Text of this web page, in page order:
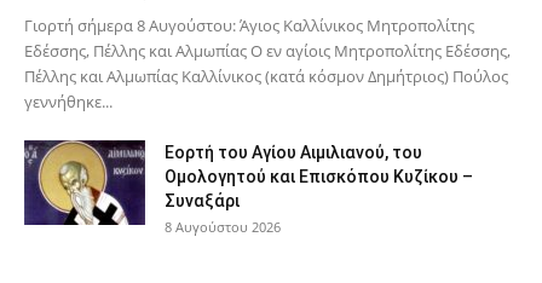
Γιορτή σήμερα 8 Αυγούστου: Άγιος Καλλίνικος Μητροπολίτης
Εδέσσης, Πέλλης και Αλμωπίας Ο εν αγίοις Μητροπολίτης Εδέσσης,
Πέλλης και Αλμωπίας Καλλίνικος (κατά κόσμον Δημήτριος) Πούλος
γεννήθηκε...
Εορτή του Αγίου Αιμιλιανού, του
Ομολογητού και Επισκόπου Κυζίκου –
Συναξάρι
8 Αυγούστου 2026